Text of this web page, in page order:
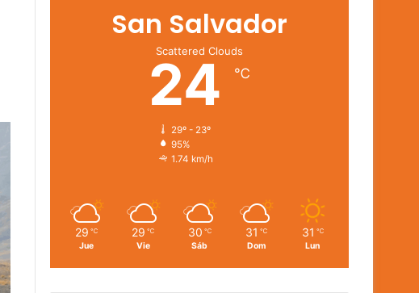
San Salvador
Scattered Clouds
24 ℃
29º - 23º
95%
1.74 km/h
29 ℃
Jue
29 ℃
Vie
30 ℃
Sáb
31 ℃
Dom
31 ℃
Lun